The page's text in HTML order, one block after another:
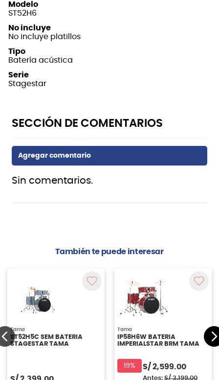
Modelo
ST52H6
No incluye
No incluye platillos
Tipo
Batería acústica
Serie
Stagestar
Sin comentarios.
También te puede interesar
Tama
ST52H5C SEM BATERIA
STAGESTAR TAMA
Tama
IP58H6W BATERIA
IMPERIALSTAR BRM TAMA
19% S/ 2,599.00
Antes: S/ 3,199.00